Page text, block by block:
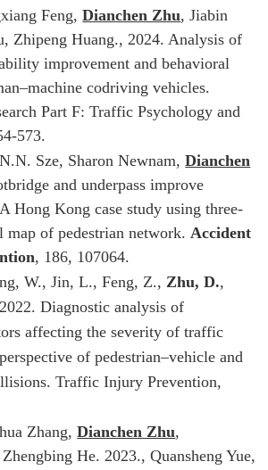
Feng,Dianchen Zhu, Jiabin
Zhipeng Huang., 2024. Analysis of
improvement and behavioral
codriving vehicles.
Part F: Traffic Psychology and
573.
Sze, Sharon Newnam,Dianchen
and underpass improve
Hong Kong case study using three-
map of pedestrian network. Accident
, 186, 107064.
W., Jin, L., Feng, Z.,Zhu, D.,
Diagnostic analysis of
affecting the severity of traffic
of pedestrian–vehicle and
Traffic Injury Prevention,
Zhang,Dianchen Zhu,
He. 2023., Quansheng Yue,